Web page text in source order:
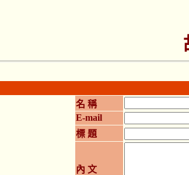
名 稱
E-mail
標 題
內 文